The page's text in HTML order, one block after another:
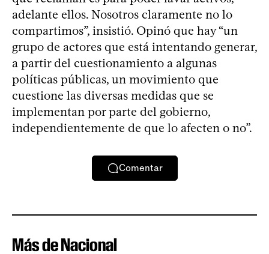
adelante ellos. Nosotros claramente no lo
compartimos”, insistió. Opinó que hay “un
grupo de actores que está intentando generar,
a partir del cuestionamiento a algunas
políticas públicas, un movimiento que
cuestione las diversas medidas que se
implementan por parte del gobierno,
independientemente de que lo afecten o no”.
Comentar
Más de Nacional